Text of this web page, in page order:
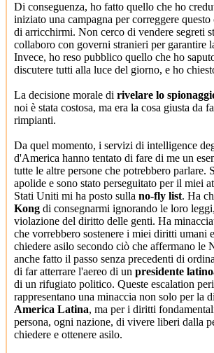
Di conseguenza, ho fatto quello che ho
iniziato una campagna per correggere
di arricchirmi. Non cerco di vendere segreti
collaboro con governi stranieri per garantire
Invece, ho reso pubblico quello che ho
discutere tutti alla luce del giorno, e ho
La decisione morale di rivelare lo
noi è stata costosa, ma era la cosa giusta da
rimpianti.
Da quel momento, i servizi di intelligence
d'America hanno tentato di fare di me un
tutte le altre persone che potrebbero parlare.
apolide e sono stato perseguitato per il miei
Stati Uniti mi ha posto sulla no-fly list. Ha
Kong di consegnarmi ignorando le loro
violazione del diritto delle genti. Ha
che vorrebbero sostenere i miei diritti umani
chiedere asilo secondo ciò che affermano le
anche fatto il passo senza precedenti di
di far atterrare l'aereo di un presidente
di un rifugiato politico. Queste escalation
rappresentano una minaccia non solo per la
America Latina, ma per i diritti
persona, ogni nazione, di vivere liberi dalla
chiedere e ottenere asilo.